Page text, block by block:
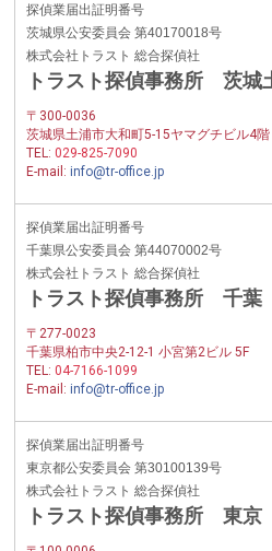
探偵業届出証明番号
茨城県公安委員会 第40170018号
株式会社トラスト 総合探偵社
トラスト探偵事務所 茨城
〒300-0036
茨城県土浦市大和町5-15ヤマグチビル4階
TEL:029-825-7090
E-mail:info@tr-office.jp
探偵業届出証明番号
千葉県公安委員会 第44070002号
株式会社トラスト 総合探偵社
トラスト探偵事務所 千葉
〒277-0023
千葉県柏市中央2-12-1 小宮第2ビル 5F
TEL:04-7166-1099
E-mail:info@tr-office.jp
探偵業届出証明番号
東京都公安委員会 第30100139号
株式会社トラスト 総合探偵社
トラスト探偵事務所 東京